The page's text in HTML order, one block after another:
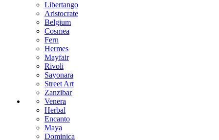
Libertango
Aristocrate
Belgium
Cosmea
Fern
Hermes
Mayfair
Rivoli
Sayonara
Street Art
Zanzibar
Venera
Herbal
Encanto
Maya
Dominica